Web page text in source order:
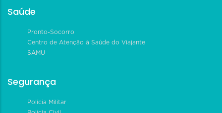
Saúde
Pronto-Socorro
Centro de Atenção à Saúde do Viajante
SAMU
Segurança
Polícia Militar